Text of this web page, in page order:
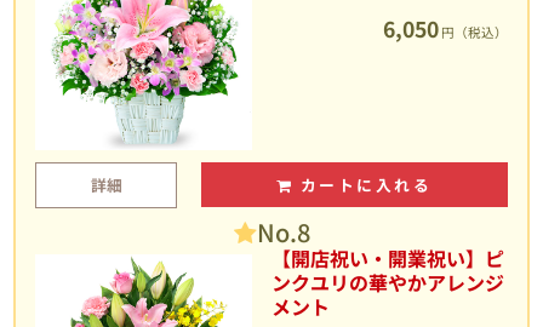
6,050 円（税込）
詳細 カートに入れる
No.8
【開店祝い・開業祝い】ピ
ンクユリの華やかアレンジ
メント